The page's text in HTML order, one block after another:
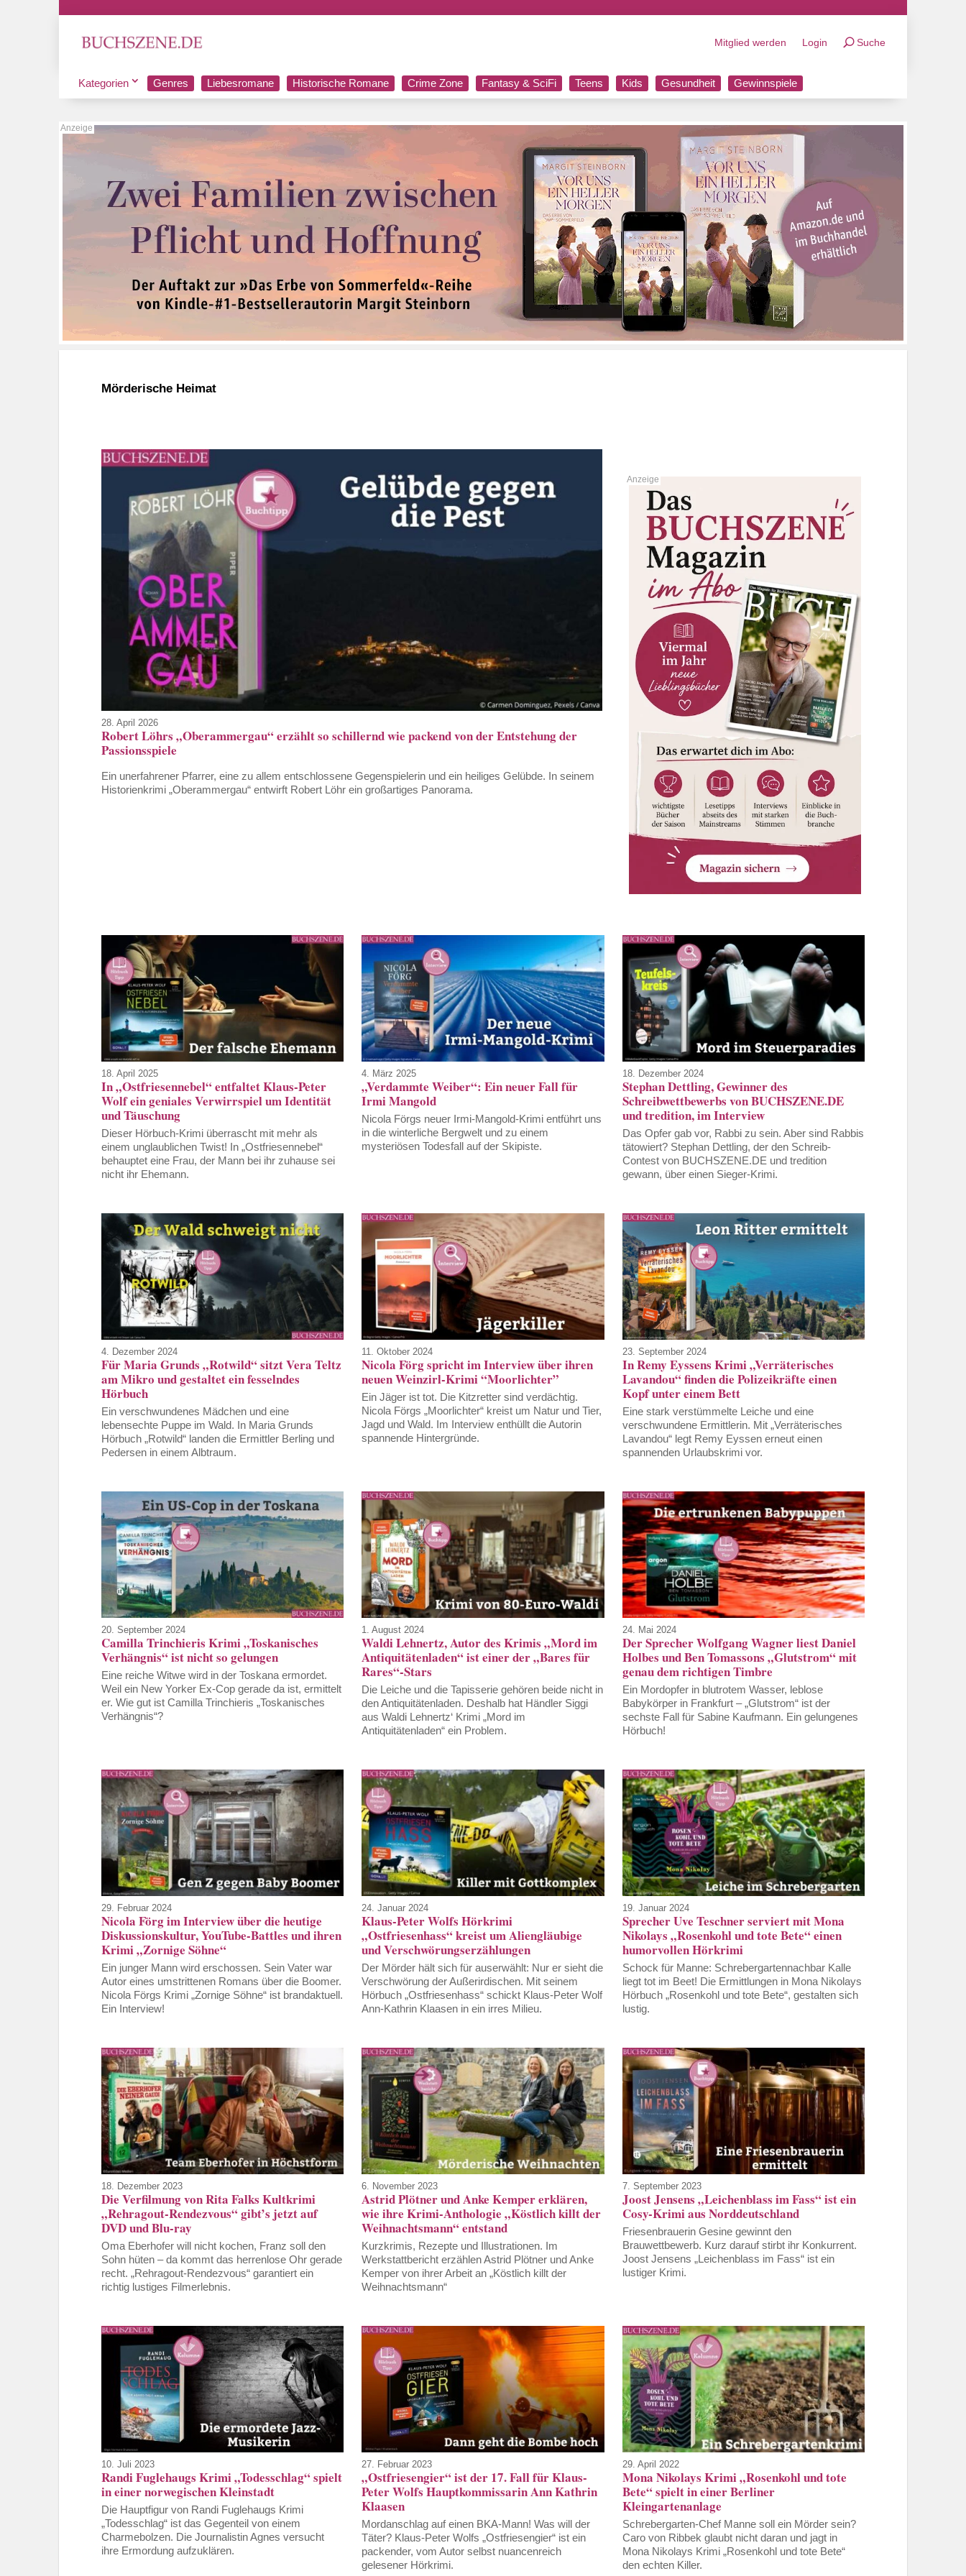
Mitglied werden Login Suche
Kategorien Genres Liebesromane Historische Romane Crime Zone Fantasy & SciFi Teens Kids Gesundheit Gewinnspiele
Mörderische Heimat
28. April 2026
Robert Löhrs „Oberammergau“ erzählt so schillernd wie packend von der Entstehung der
Passionsspiele
Ein unerfahrener Pfarrer, eine zu allem entschlossene Gegenspielerin und ein heiliges Gelübde. In seinem
Historienkrimi „Oberammergau“ entwirft Robert Löhr ein großartiges Panorama.
18. April 2025
In „Ostfriesennebel“ entfaltet Klaus-Peter
Wolf ein geniales Verwirrspiel um Identität
und Täuschung
Dieser Hörbuch-Krimi überrascht mit mehr als
einem unglaublichen Twist! In „Ostfriesennebel“
behauptet eine Frau, der Mann bei ihr zuhause sei
nicht ihr Ehemann.
4. März 2025
„Verdammte Weiber“: Ein neuer Fall für
Irmi Mangold
Nicola Förgs neuer Irmi-Mangold-Krimi entführt uns
in die winterliche Bergwelt und zu einem
mysteriösen Todesfall auf der Skipiste.
18. Dezember 2024
Stephan Dettling, Gewinner des
Schreibwettbewerbs von BUCHSZENE.DE
und tredition, im Interview
Das Opfer gab vor, Rabbi zu sein. Aber sind Rabbis
tätowiert? Stephan Dettling, der den Schreib-
Contest von BUCHSZENE.DE und tredition
gewann, über einen Sieger-Krimi.
4. Dezember 2024
Für Maria Grunds „Rotwild“ sitzt Vera Teltz
am Mikro und gestaltet ein fesselndes
Hörbuch
Ein verschwundenes Mädchen und eine
lebensechte Puppe im Wald. In Maria Grunds
Hörbuch „Rotwild“ landen die Ermittler Berling und
Pedersen in einem Albtraum.
11. Oktober 2024
Nicola Förg spricht im Interview über ihren
neuen Weinzirl-Krimi “Moorlichter”
Ein Jäger ist tot. Die Kitzretter sind verdächtig.
Nicola Förgs „Moorlichter“ kreist um Natur und Tier,
Jagd und Wald. Im Interview enthüllt die Autorin
spannende Hintergründe.
23. September 2024
In Remy Eyssens Krimi „Verräterisches
Lavandou“ finden die Polizeikräfte einen
Kopf unter einem Bett
Eine stark verstümmelte Leiche und eine
verschwundene Ermittlerin. Mit „Verräterisches
Lavandou“ legt Remy Eyssen erneut einen
spannenden Urlaubskrimi vor.
20. September 2024
Camilla Trinchieris Krimi „Toskanisches
Verhängnis“ ist nicht so gelungen
Eine reiche Witwe wird in der Toskana ermordet.
Weil ein New Yorker Ex-Cop gerade da ist, ermittelt
er. Wie gut ist Camilla Trinchieris „Toskanisches
Verhängnis“?
1. August 2024
Waldi Lehnertz, Autor des Krimis „Mord im
Antiquitätenladen“ ist einer der „Bares für
Rares“-Stars
Die Leiche und die Tapisserie gehören beide nicht in
den Antiquitätenladen. Deshalb hat Händler Siggi
aus Waldi Lehnertz‘ Krimi „Mord im
Antiquitätenladen“ ein Problem.
24. Mai 2024
Der Sprecher Wolfgang Wagner liest Daniel
Holbes und Ben Tomassons „Glutstrom“ mit
genau dem richtigen Timbre
Ein Mordopfer in blutrotem Wasser, leblose
Babykörper in Frankfurt – „Glutstrom“ ist der
sechste Fall für Sabine Kaufmann. Ein gelungenes
Hörbuch!
29. Februar 2024
Nicola Förg im Interview über die heutige
Diskussionskultur, YouTube-Battles und ihren
Krimi „Zornige Söhne“
Ein junger Mann wird erschossen. Sein Vater war
Autor eines umstrittenen Romans über die Boomer.
Nicola Förgs Krimi „Zornige Söhne“ ist brandaktuell.
Ein Interview!
24. Januar 2024
Klaus-Peter Wolfs Hörkrimi
„Ostfriesenhass“ kreist um Aliengläubige
und Verschwörungserzählungen
Der Mörder hält sich für auserwählt: Nur er sieht die
Verschwörung der Außerirdischen. Mit seinem
Hörbuch „Ostfriesenhass“ schickt Klaus-Peter Wolf
Ann-Kathrin Klaasen in ein irres Milieu.
19. Januar 2024
Sprecher Uve Teschner serviert mit Mona
Nikolays „Rosenkohl und tote Bete“ einen
humorvollen Hörkrimi
Schock für Manne: Schrebergartennachbar Kalle
liegt tot im Beet! Die Ermittlungen in Mona Nikolays
Hörbuch „Rosenkohl und tote Bete“, gestalten sich
lustig.
18. Dezember 2023
Die Verfilmung von Rita Falks Kultkrimi
„Rehragout-Rendezvous“ gibt’s jetzt auf
DVD und Blu-ray
Oma Eberhofer will nicht kochen, Franz soll den
Sohn hüten – da kommt das herrenlose Ohr gerade
recht. „Rehragout-Rendezvous“ garantiert ein
richtig lustiges Filmerlebnis.
6. November 2023
Astrid Plötner und Anke Kemper erklären,
wie ihre Krimi-Anthologie „Köstlich killt der
Weihnachtsmann“ entstand
Kurzkrimis, Rezepte und Illustrationen. Im
Werkstattbericht erzählen Astrid Plötner und Anke
Kemper von ihrer Arbeit an „Köstlich killt der
Weihnachtsmann“
7. September 2023
Joost Jensens „Leichenblass im Fass“ ist ein
Cosy-Krimi aus Norddeutschland
Friesenbrauerin Gesine gewinnt den
Brauwettbewerb. Kurz darauf stirbt ihr Konkurrent.
Joost Jensens „Leichenblass im Fass“ ist ein
lustiger Krimi.
10. Juli 2023
Randi Fuglehaugs Krimi „Todesschlag“ spielt
in einer norwegischen Kleinstadt
Die Hauptfigur von Randi Fuglehaugs Krimi
„Todesschlag“ ist das Gegenteil von einem
Charmebolzen. Die Journalistin Agnes versucht
ihre Ermordung aufzuklären.
27. Februar 2023
„Ostfriesengier“ ist der 17. Fall für Klaus-
Peter Wolfs Hauptkommissarin Ann Kathrin
Klaasen
Mordanschlag auf einen BKA-Mann! Was will der
Täter? Klaus-Peter Wolfs „Ostfriesengier“ ist ein
packender, vom Autor selbst nuancenreich
gelesener Hörkrimi.
29. April 2022
Mona Nikolays Krimi „Rosenkohl und tote
Bete“ spielt in einer Berliner
Kleingartenanlage
Schrebergarten-Chef Manne soll ein Mörder sein?
Caro von Ribbek glaubt nicht daran und jagt in
Mona Nikolays Krimi „Rosenkohl und tote Bete“
den echten Killer.